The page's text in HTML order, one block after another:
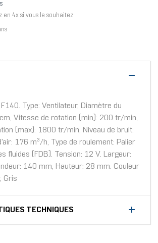
en 4x si vous le souhaitez
Type: Ventilateur, Diamètre du
Vitesse de rotation (min): 200 tr/min,
(max): 1800 tr/min, Niveau de bruit:
176 m³/h, Type de roulement: Palier
fluides (FDB). Tension: 12 V. Largeur:
140 mm, Hauteur: 28 mm. Couleur
Gris
TECHNIQUES